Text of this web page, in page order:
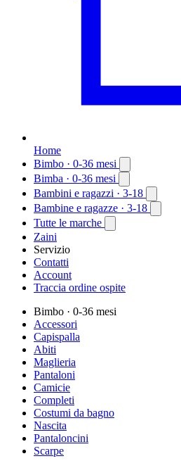
Home
Bimbo · 0-36 mesi
Bimba · 0-36 mesi
Bambini e ragazzi · 3-18
Bambine e ragazze · 3-18
Tutte le marche
Zaini
Servizio
Contatti
Account
Traccia ordine ospite
Bimbo · 0-36 mesi
Accessori
Capispalla
Abiti
Maglieria
Pantaloni
Camicie
Completi
Costumi da bagno
Nascita
Pantaloncini
Scarpe